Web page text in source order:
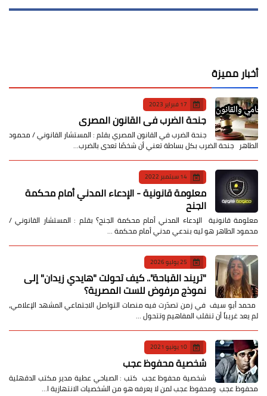
أخبار مميزة
17 فبراير 2023
جنحة الضرب في القانون المصري
جنحة الضرب في القانون المصري بقلم : المستشار القانوني / محمود
الطاهر جنحة الضرب بكل بساطة تعني أن شخصًا تعدى بالضرب…
14 سبتمبر 2022
معلومة قانونية - الإدعاء المدني أمام محكمة
الجنح
معلومة قانونية الإدعاء المدني أمام محكمة الجنح؟ بقلم : المستشار القانوني /
محمود الطاهر هو ليه بندعي مدني أمام محكمة …
25 يوليو 2026
​"تريند القباحة".. كيف تحولت "هايدي زيدان" إلى
نموذج مرفوض للست المصرية؟
​ محمد أبو سيف ​في زمن تصدّرت فيه منصات التواصل الاجتماعي المشهد الإعلامي،
لم يعد غريباً أن تنقلب المفاهيم وتتحول …
10 يونيو 2021
شخصية محفوظ عجب
شخصية محفوظ عجب كتب : الصباحي عطية مدير مكتب الدقهلية
محفوظ عجب ومحفوظ عجب لمن لا يعرفه هو من الشخصيات الانتهازية ا…